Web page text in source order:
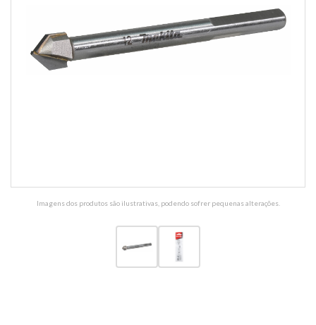
Imagens dos produtos são ilustrativas, podendo sofrer pequenas alterações.